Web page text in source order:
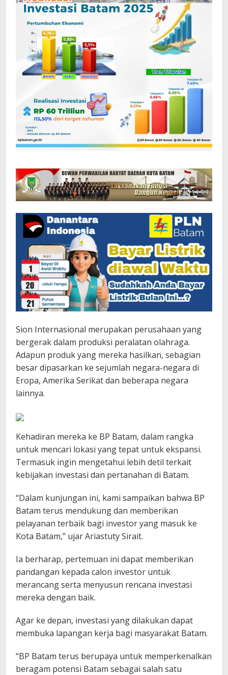
Sion Internasional merupakan perusahaan yang
bergerak dalam produksi peralatan olahraga.
Adapun produk yang mereka hasilkan, sebagian
besar dipasarkan ke sejumlah negara-negara di
Eropa, Amerika Serikat dan beberapa negara
lainnya.
Kehadiran mereka ke BP Batam, dalam rangka
untuk mencari lokasi yang tepat untuk ekspansi.
Termasuk ingin mengetahui lebih detil terkait
kebijakan investasi dan pertanahan di Batam.
“Dalam kunjungan ini, kami sampaikan bahwa BP
Batam terus mendukung dan memberikan
pelayanan terbaik bagi investor yang masuk ke
Kota Batam,” ujar Ariastuty Sirait.
Ia berharap, pertemuan ini dapat memberikan
pandangan kepada calon investor untuk
merancang serta menyusun rencana investasi
mereka dengan baik.
Agar ke depan, investasi yang dilakukan dapat
membuka lapangan kerja bagi masyarakat Batam.
“BP Batam terus berupaya untuk memperkenalkan
beragam potensi Batam sebagai salah satu